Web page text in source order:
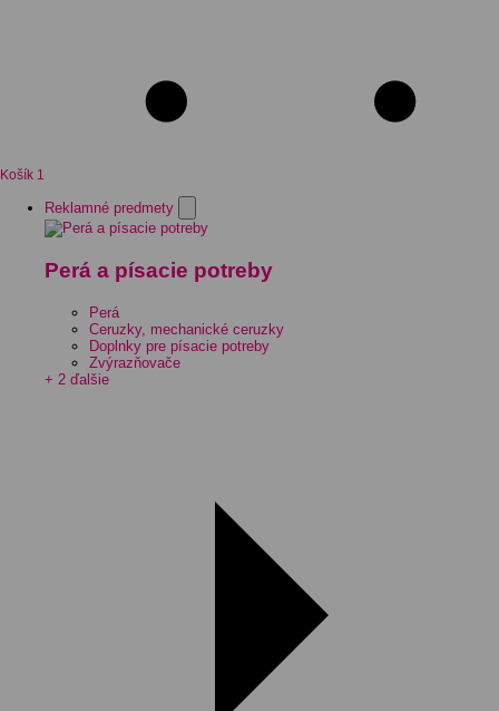
Košík 1
Reklamné predmety
Perá a písacie potreby
Perá
Ceruzky, mechanické ceruzky
Doplnky pre písacie potreby
Zvýrazňovače
+ 2 ďalšie